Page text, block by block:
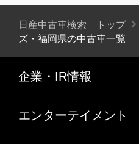
日産中古車検索 トップ
ズ・福岡県の中古車一覧
企業・IR情報
エンターテイメント